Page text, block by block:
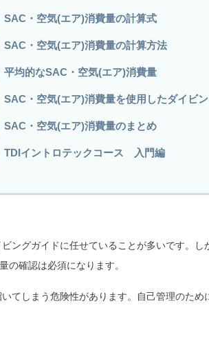
SAC・空気(エア)消費量の計算式
SAC・空気(エア)消費量の計算方法
平均的なSAC・空気(エア)消費量
SAC・空気(エア)消費量を使用したダイビ
SAC・空気(エア)消費量のまとめ
TDIイントロテックコース 入門編
ングガイドに任せていることが多いです。
の確認は必須になります。
てしまう危険性があります。自己管理のた